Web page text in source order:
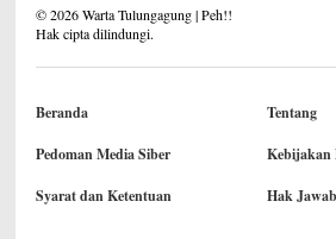
©2026Warta Tulungagung | Peh!!
Hak cipta dilindungi.
Beranda Tentang
Pedoman Media Siber Kebijakan
Syarat dan Ketentuan Hak Jawab